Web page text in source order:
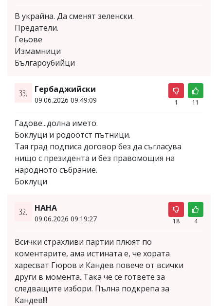
В украйна. Да сменят зеленски.
Предатели.
Геьове
Измамници
Българоубийци
33. Гербаджийски
09.06.2026 09:49:09 1 11
Гадове...долна името.
Боклуци и родоотст пътници.
Тая град подписа договор без да съгласува
нищо с президента и без правомощия на
народното събрание.
Боклуци
32. HAHA
09.06.2026 09:19:27 18 4
Всички страхливи партии плюят по
коментарите, ама истината е, че хората
харесват Гюров и Кандев повече от всички
други в момента. Така че се гответе за
следващите избори. Пълна подкрепа за
Кандев!!!